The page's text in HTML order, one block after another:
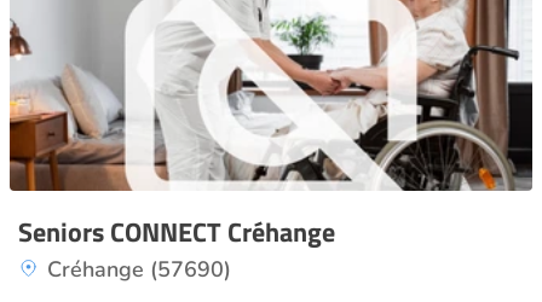
Seniors CONNECT Créhange
Créhange (57690)